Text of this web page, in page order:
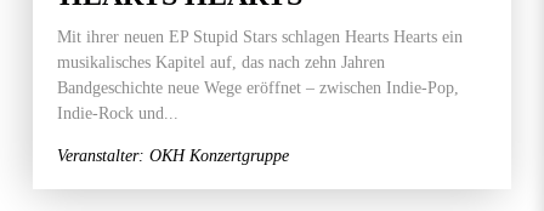
Mit ihrer neuen EP Stupid Stars schlagen Hearts Hearts ein
musikalisches Kapitel auf, das nach zehn Jahren
Bandgeschichte neue Wege eröffnet – zwischen Indie-Pop,
Indie-Rock und...
Veranstalter: OKH Konzertgruppe